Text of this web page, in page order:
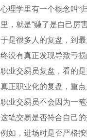
心理学里有一个概念叫“
里，就是“赚了是自己厉
于是很多人的复盘，到
终没有真正发现导致亏损
职业交易员复盘，看的
真正职业化的复盘，重
职业交易员不会因为一
这笔交易是否符合自己
例如，进场时是否严格